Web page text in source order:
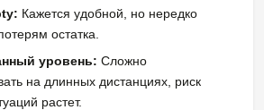
Кажется удобной, но нередко
остатка.
уровень: Сложно
на длинных дистанциях, риск
растет.